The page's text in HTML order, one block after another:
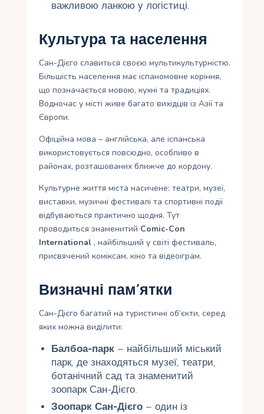
важливою ланкою у логістиці.
Культура та населення
Сан-Дієго славиться своєю мультикультурністю.
Більшість населення має іспаномовне коріння,
що позначається мовою, кухні та традиціях.
Водночас у місті живе багато вихідців із Азії та
Європи.
Офіційна мова – англійська, але іспанська
використовується повсюдно, особливо в
районах, розташованих ближче до кордону.
Культурне життя міста насичене: театри, музеї,
виставки, музичні фестивалі та спортивні події
відбуваються практично щодня. Тут
проводиться знаменитий Comic-Con
International , найбільший у світі фестиваль,
присвячений коміксам, кіно та відеоіграм.
Визначні пам’ятки
Сан-Дієго багатий на туристичні об’єкти, серед
яких можна виділити:
Балбоа-парк– найбільший міський
парк, де знаходяться музеї, театри,
ботанічний сад та знаменитий
зоопарк Сан-Дієго.
Зоопарк Сан-Дієго– один із